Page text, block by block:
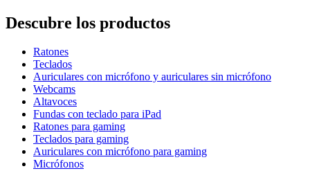
Descubre los productos
Ratones
Teclados
Auriculares con micrófono y auriculares sin micrófono
Webcams
Altavoces
Fundas con teclado para iPad
Ratones para gaming
Teclados para gaming
Auriculares con micrófono para gaming
Micrófonos